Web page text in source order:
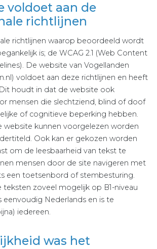
voldoet aan de
richtlijnen
richtlijnen waarop beoordeeld wordt
is; de WCAG 2.1 (Web Content
De website van Vogellanden
voldoet aan deze richtlijnen en heeft
houdt in dat de website ook
mensen die slechtziend, blind of doof
of cognitieve beperking hebben.
website kunnen voorgelezen worden
Ook kan er gekozen worden
om de leesbaarheid van tekst te
mensen door de site navigeren met
een toetsenbord of stembesturing.
teksten zoveel mogelijk op B1-niveau
eenvoudig Nederlands en is te
iedereen.
was het